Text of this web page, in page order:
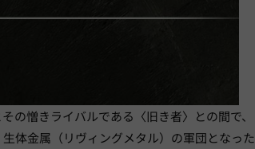
の憎きライバルである〈旧き者〉との間で、
体金属（リヴィングメタル）の軍団となった